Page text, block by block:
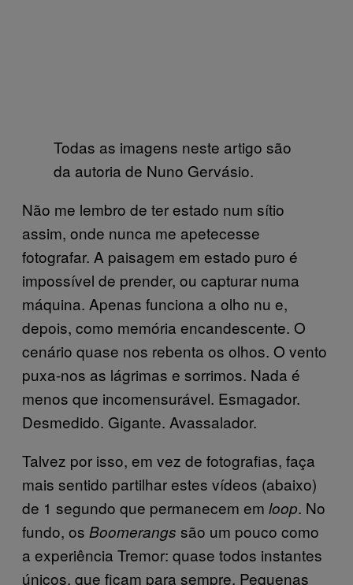
Todas as imagens neste artigo são
da autoria de Nuno Gervásio.
Não me lembro de ter estado num sítio
assim, onde nunca me apetecesse
fotografar. A paisagem em estado puro é
impossível de prender, ou capturar numa
máquina. Apenas funciona a olho nu e,
depois, como memória encandescente. O
cenário quase nos rebenta os olhos. O vento
puxa-nos as lágrimas e sorrimos. Nada é
menos que incomensurável. Esmagador.
Desmedido. Gigante. Avassalador.
Talvez por isso, em vez de fotografias, faça
mais sentido partilhar estes vídeos (abaixo)
de 1 segundo que permanecem em loop. No
fundo, os Boomerangs são um pouco como
a experiência Tremor: quase todos instantes
únicos, que ficam para sempre. Pequenas